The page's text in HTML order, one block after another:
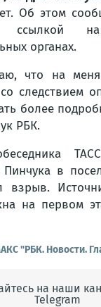
Об этом
ссылкой
органах.
что на
следствием
более
РБК.
в
взрыв.
на первом
"РБК. Новости.
на наши
Telegram